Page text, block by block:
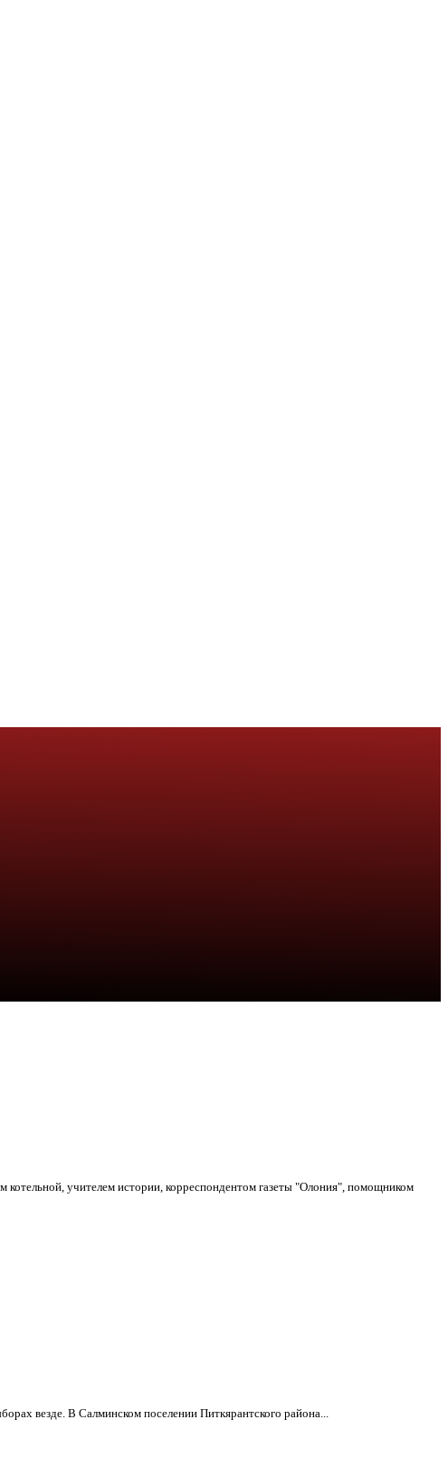
учителем истории, корреспондентом газеты "Олония", помощником
везде. В Салминском поселении Питкярантского района...